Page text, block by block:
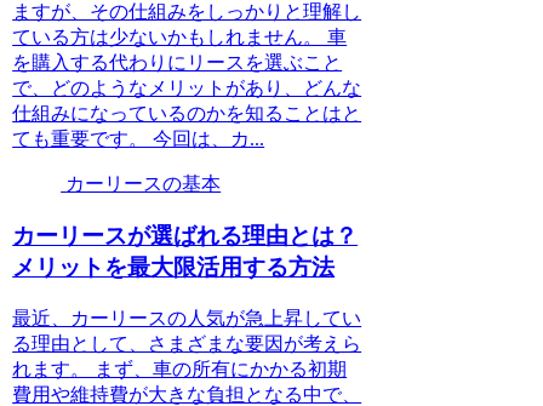
ますが、その仕組みをしっかりと理解し
ている方は少ないかもしれません。 車
を購入する代わりにリースを選ぶこと
で、どのようなメリットがあり、どんな
仕組みになっているのかを知ることはと
ても重要です。 今回は、カ...
カーリースの基本
カーリースが選ばれる理由とは？
メリットを最大限活用する方法
最近、カーリースの人気が急上昇してい
る理由として、さまざまな要因が考えら
れます。 まず、車の所有にかかる初期
費用や維持費が大きな負担となる中で、